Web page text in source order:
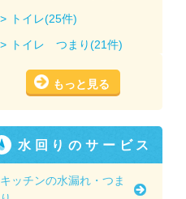
トイレ(25件)
トイレ つまり(21件)
もっと見る
水回りのサービス
キッチンの水漏れ・つま